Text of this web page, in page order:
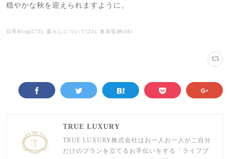
穏やかな秋を迎えられますように。
日常Blog(273) 暮らしについて(22) 食器収納(38)
TRUE LUXURY
TRUE LUXURY株式会社はお一人お一人がご自分
だけのプランを立てるお手伝いをする「ライフプ